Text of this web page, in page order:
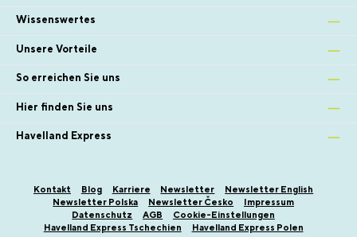
Wissenswertes
Unsere Vorteile
So erreichen Sie uns
Hier finden Sie uns
Havelland Express
Kontakt Blog Karriere Newsletter
Newsletter English
Newsletter Polska
Newsletter Česko
Impressum
Datenschutz
AGB
Cookie-Einstellungen
Havelland Express Tschechien
Havelland Express Polen